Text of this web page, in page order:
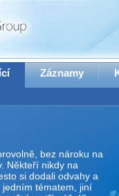
Záznamy
bez nároku na
Někteří nikdy na
si dodali odvahy a
jedním tématem, jiní